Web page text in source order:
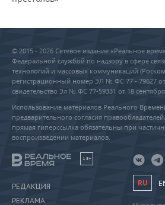
© 2015 - 2026 Сетевое издание «Реальное
Федеральной службой по надзору в сфере
технологий и массовых коммуникаций
регистрационный номер ЭЛ № ФС 77 - 79627 от
свидетельство Эл № ФС 77-59331 от 18
Использование материалов Реального
предварительного согласия
прямая гиперссылка обязательны при
воспроизведении материалов.
18+
РЕДАКЦИЯ
РЕКЛАМА
RU